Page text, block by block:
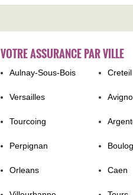
VOTRE ASSURANCE PAR VILLE
Aulnay-Sous-Bois Creteil
Versailles
Tourcoing
Perpignan
Orleans Caen